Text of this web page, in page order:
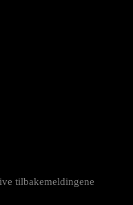
tilbakemeldingene